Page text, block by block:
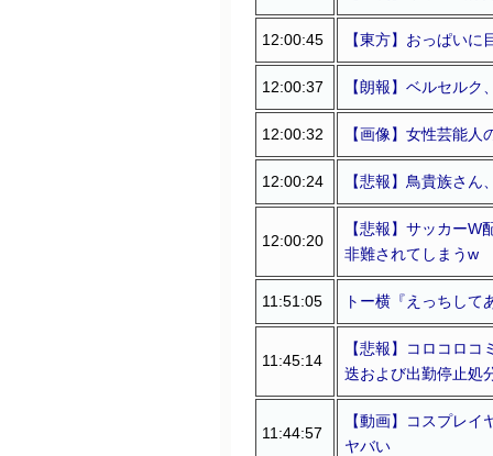
12:00:45 【東方】おっぱい
12:00:37 【朗報】ベルセルク
12:00:32 【画像】女性芸能
12:00:24 【悲報】鳥貴族さ
12:00:20
【悲報】サッカー
非難されてしまうw
11:51:05 トー横『えっちし
11:45:14
【悲報】コロコロ
迭および出勤停止処
11:44:57
【動画】コスプレ
ヤバい